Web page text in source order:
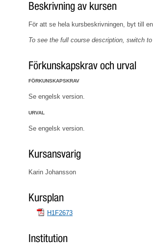
Beskrivning av kursen
För att se hela kursbeskrivningen, byt till
To see the full course description, switch
Förkunskapskrav och urval
FÖRKUNSKAPSKRAV
Se engelsk version.
URVAL
Se engelsk version.
Kursansvarig
Karin Johansson
Kursplan
H1F2673
Institution